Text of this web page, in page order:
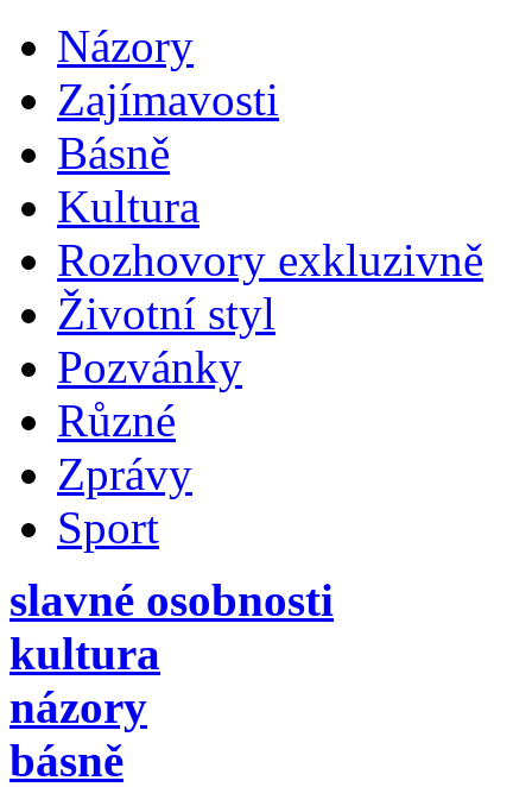
Názory
Zajímavosti
Básně
Kultura
Rozhovory exkluzivně
Životní styl
Pozvánky
Různé
Zprávy
Sport
slavné osobnosti
kultura
názory
básně